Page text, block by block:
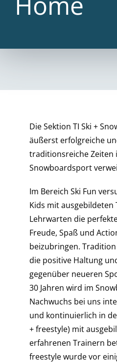
Die Sektion TI Ski +
äußerst erfolgreiche
traditionsreiche Zeiten
Snowboardsport
Im Bereich Ski Fun
Kids mit ausgebildeten
Lehrwarten die
Freude, Spaß und
beizubringen.
die positive Haltung
gegenüber neueren
30 Jahren wird im
Nachwuchs bei uns
und kontinuierlich in
+ freestyle) mit
erfahrenen Trainern
freestyle wurde vor